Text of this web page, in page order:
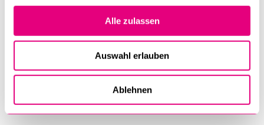
Alle zulassen
Auswahl erlauben
Ablehnen
Regelmässige und aktive Teilnahme am Unterricht
(max. 2 Absenzen);
Vertiefen des Lernstoffs im Selbststudium und
Ausführen der Hausaufgaben.